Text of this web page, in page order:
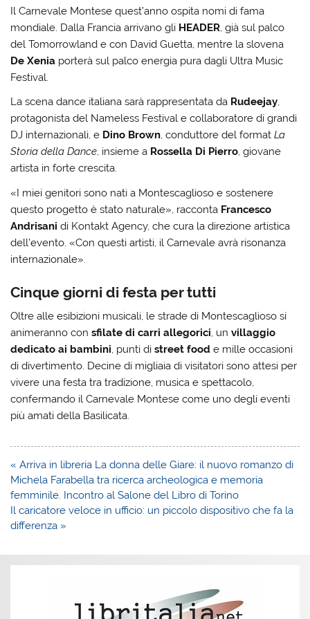
Il Carnevale Montese quest’anno ospita nomi di fama
mondiale. Dalla Francia arrivano gli HEADER, già sul palco
del Tomorrowland e con David Guetta, mentre la slovena
De Xenia porterà sul palco energia pura dagli Ultra Music
Festival.
La scena dance italiana sarà rappresentata da Rudeejay,
protagonista del Nameless Festival e collaboratore di grandi
DJ internazionali, e Dino Brown, conduttore del formatLa
Storia della Dance, insieme a Rossella Di Pierro, giovane
artista in forte crescita.
«I miei genitori sono nati a Montescaglioso e sostenere
questo progetto è stato naturale», racconta Francesco
Andrisani di Kontakt Agency, che cura la direzione artistica
dell’evento. «Con questi artisti, il Carnevale avrà risonanza
internazionale».
Cinque giorni di festa per tutti
Oltre alle esibizioni musicali, le strade di Montescaglioso si
animeranno consfilate di carri allegorici, unvillaggio
dedicato ai bambini, punti distreet food e mille occasioni
di divertimento. Decine di migliaia di visitatori sono attesi per
vivere una festa tra tradizione, musica e spettacolo,
confermando il Carnevale Montese come uno degli eventi
più amati della Basilicata.
Navigazione
articoli
« Arriva in libreria La donna delle Giare: il nuovo romanzo di
Michela Farabella tra ricerca archeologica e memoria
femminile. Incontro al Salone del Libro di Torino
Il caricatore veloce in ufficio: un piccolo dispositivo che fa la
differenza »